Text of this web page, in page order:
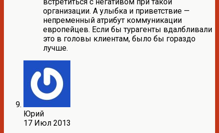
встретиться с негативом при такой
организации. А улыбка и приветствие —
непременный атрибут коммуникации
европейцев. Если бы турагенты вдалбливали
это в головы клиентам, было бы гораздо
лучше.
Юрий
17 Июл 2013